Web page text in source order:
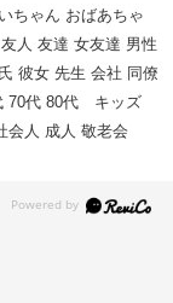
ちゃん おばあちゃ
人 友達 女友達 男性
彼女 先生 会社 同僚
70代 80代 キッズ
会人 成人 敬老会